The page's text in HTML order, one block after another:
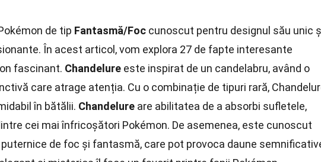
de tip Fantasmă/Foc cunoscut pentru designul său unic
În acest articol, vom explora 27 de fapte interesante
fascinant. Chandelure este inspirat de un candelabru, având o
care atrage atenția. Cu o combinație de tipuri rară,
în bătălii. Chandelure are abilitatea de a absorbi sufletele,
cei mai înfricoșători Pokémon. De asemenea, este cunoscut
de foc și fantasmă, care pot provoca daune